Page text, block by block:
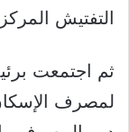
التفتيش
ثم اجتمعت
لمصرف